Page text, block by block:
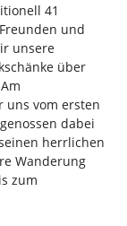
41
und
unsere
über
uns vom ersten
dabei
herrlichen
Wanderung
zum